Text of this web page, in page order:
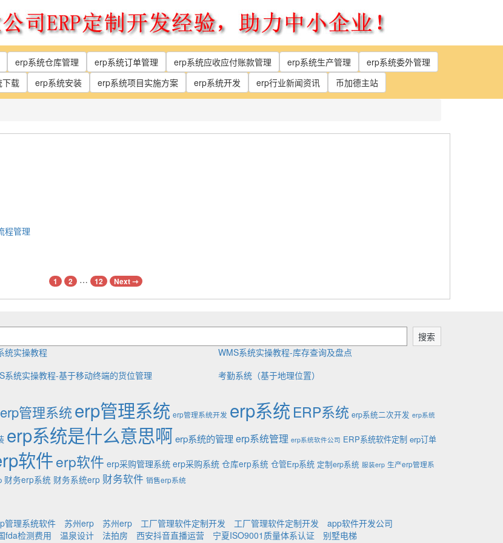
erp系统仓库管理 erp系统订单管理 erp系统应收应付账款管理 erp系统生产管理
erp系统委外管理
载 erp系统安装 erp系统项目实施方案 erp系统开发 erp行业新闻资讯 币加德主站
程管理
1 2 … 12 Next ⇾
搜索
统实操教程
WMS系统实操教程-库存查询及盘点
系统实操教程-基于移动终端的货位管理 考勤系统（基于地理位置）
erp管理系统erp管理系统 erp管理系统开发 erp系统 ERP系统 erp系统二次开发 erp系统
erp系统是什么意思啊erp系统的管理erp系统管理 erp系统软件公司 ERP系统软件定制 erp订单
软件erp软件 erp采购管理系统 erp采购系统 仓库erp系统 仓管Erp系统 定制erp系统 服装erp 生产erp管理系
财务erp系统 财务系统erp 财务软件 销售erp系统
管理系统软件 苏州erp 苏州erp 工厂管理软件定制开发 工厂管理软件定制开发
app软件开发公司
fda检测费用 温泉设计 法拍房 西安抖音直播运营 宁夏ISO9001质量体系认证 别墅电梯